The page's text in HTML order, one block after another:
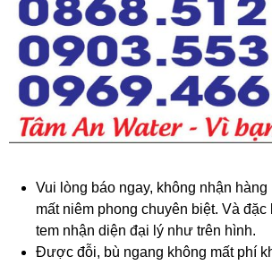
Vui lòng báo ngay, không nhận hàng
mất niêm phong chuyên biệt. Và đặc
tem nhận diện đại lý như trên hình.
Được đỗi, bù ngang không mất phí